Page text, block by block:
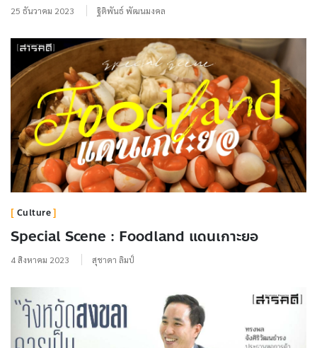
25 ธันวาคม 2023 ฐิติพันธ์ พัฒนมงคล
Culture
Special Scene : Foodland แดนเกาะยอ
4 สิงหาคม 2023 สุชาดา ลิมป์